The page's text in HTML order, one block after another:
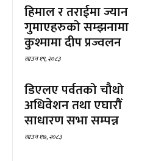
हिमाल र तराईमा ज्यान
गुमाएहरुको सम्झनामा
कुश्मामा दीप प्रज्वलन
साउन १९, २०८३
डिएलए पर्वतको चौथो
अधिवेशन तथा एघारौँ
साधारण सभा सम्पन्न
साउन १७, २०८३